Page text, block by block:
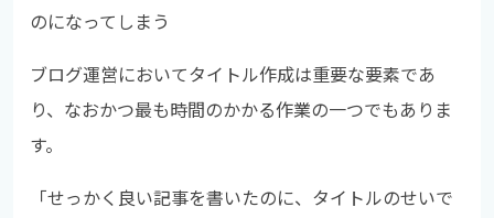
のになってしまう
ブログ運営においてタイトル作成は重要な要素であ
り、なおかつ最も時間のかかる作業の一つでもありま
す。
「せっかく良い記事を書いたのに、タイトルのせいで